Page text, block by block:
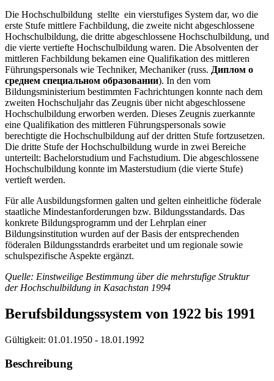
Die Hochschulbildung stellte ein vierstufiges System dar, wo die
erste Stufe mittlere Fachbildung, die zweite nicht abgeschlossene
Hochschulbildung, die dritte abgeschlossene Hochschulbildung, und
die vierte vertiefte Hochschulbildung waren. Die Absolventen der
mittleren Fachbildung bekamen eine Qualifikation des mittleren
Führungspersonals wie Techniker, Mechaniker (russ. Диплом о
среднем специальном образовании). In den vom
Bildungsministerium bestimmten Fachrichtungen konnte nach dem
zweiten Hochschuljahr das Zeugnis über nicht abgeschlossene
Hochschulbildung erworben werden. Dieses Zeugnis zuerkannte
eine Qualifikation des mittleren Führungspersonals sowie
berechtigte die Hochschulbildung auf der dritten Stufe fortzusetzen.
Die dritte Stufe der Hochschulbildung wurde in zwei Bereiche
unterteilt: Bachelorstudium und Fachstudium. Die abgeschlossene
Hochschulbildung konnte im Masterstudium (die vierte Stufe)
vertieft werden.
Für alle Ausbildungsformen galten und gelten einheitliche föderale
staatliche Mindestanforderungen bzw. Bildungsstandards. Das
konkrete Bildungsprogramm und der Lehrplan einer
Bildungsinstitution wurden auf der Basis der entsprechenden
föderalen Bildungsstandrds erarbeitet und um regionale sowie
schulspezifische Aspekte ergänzt.
Quelle: Einstweilige Bestimmung über die mehrstufige Struktur
der Hochschulbildung in Kasachstan 1994
Berufsbildungssystem von 1922 bis 1991
Gültigkeit: 01.01.1950 - 18.01.1992
Beschreibung